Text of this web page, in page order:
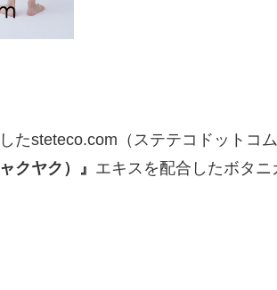
たsteteco.com（ステテコドットコ
クヤク）』 エキスを配合したボタニ